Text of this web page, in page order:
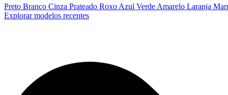
Preto Branco Cinza Prateado Roxo Azul Verde Amarelo Laranja
Explorar modelos recentes